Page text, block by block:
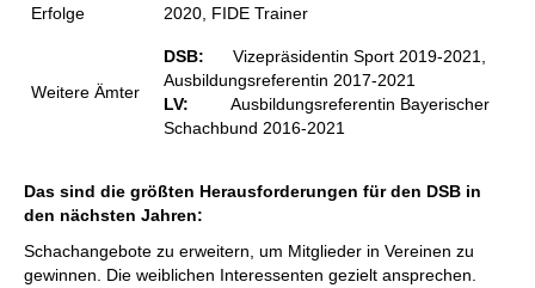
Erfolge
2020, FIDE Trainer
Weitere Ämter
DSB: Vizepräsidentin Sport 2019-2021,
Ausbildungsreferentin 2017-2021
LV:
Ausbildungsreferentin Bayerischer
Schachbund 2016-2021
Das sind die größten Herausforderungen für den DSB in
den nächsten Jahren:
Schachangebote zu erweitern, um Mitglieder in Vereinen zu
gewinnen. Die weiblichen Interessenten gezielt ansprechen.